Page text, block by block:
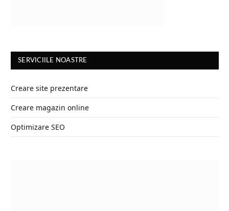
SERVICIILE NOASTRE
Creare site prezentare
Creare magazin online
Optimizare SEO